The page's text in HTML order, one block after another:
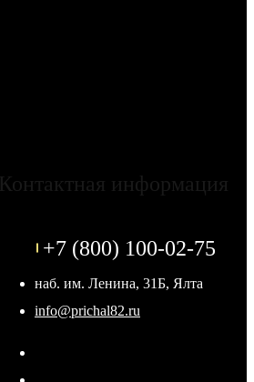
Контактная информация
+7 (800) 100-02-75
наб. им. Ленина, 31Б, Ялта
info@prichal82.ru